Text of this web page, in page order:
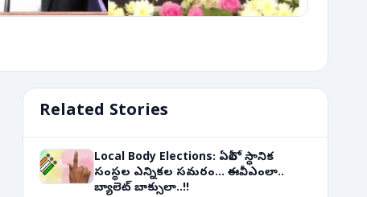
Related Stories
Local Body Elections: ఏపీలో స్థానిక
సంస్థల ఎన్నికల సమరం... ఈవీఎంలా..
బ్యాలెట్ బాక్సులా..!!